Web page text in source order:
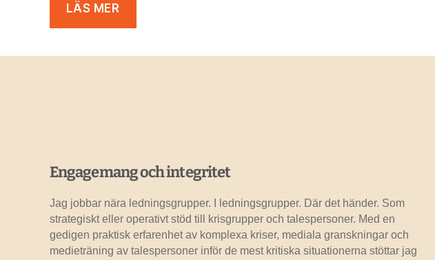
LÄS MER
Engagemang och integritet
Jag jobbar nära ledningsgrupper. I ledningsgrupper. Där det händer. Som
strategiskt eller operativt stöd till krisgrupper och talespersoner. Med en
gedigen praktisk erfarenhet av komplexa kriser, mediala granskningar och
medieträning av talespersoner inför de mest kritiska situationerna stöttar jag